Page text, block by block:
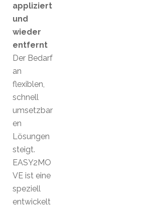
appliziert
und
wieder
entfernt
Der Bedarf
an
flexiblen,
schnell
umsetzbar
en
Lösungen
steigt.
EASY2MO
VE ist eine
speziell
entwickelt